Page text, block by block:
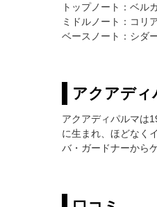
トップノート：ベル
ミドルノート：コリ
ベースノート：シダ
アクアディ
アクアディパルマは
に生まれ、ほどなく
バ・ガードナーから